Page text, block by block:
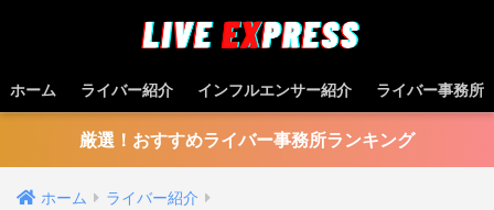
ホーム ライバー紹介 インフルエンサー紹介 ライバー事務所
厳選！おすすめライバー事務所ランキング
ホーム ライバー紹介